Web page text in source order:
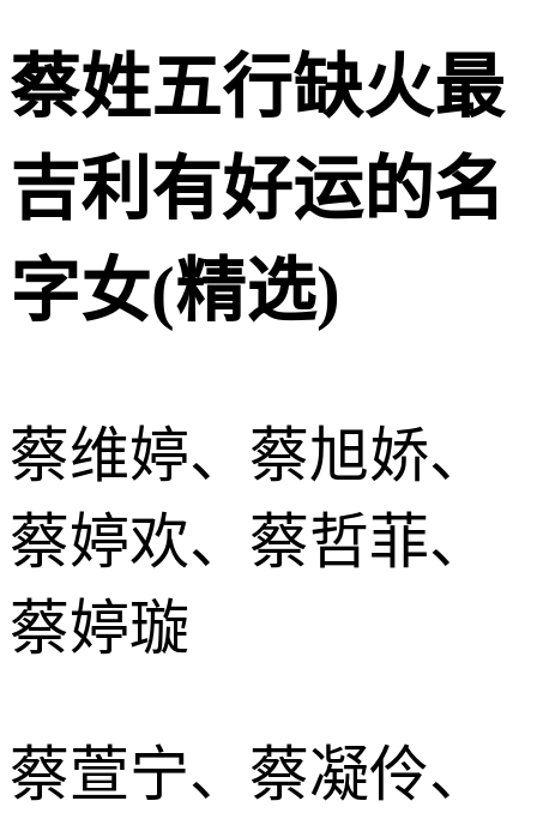
蔡姓五行缺火最
吉利有好运的名
字女(精选)
蔡维婷、蔡旭娇、
蔡婷欢、蔡哲菲、
蔡婷璇
蔡萱宁、蔡凝伶、